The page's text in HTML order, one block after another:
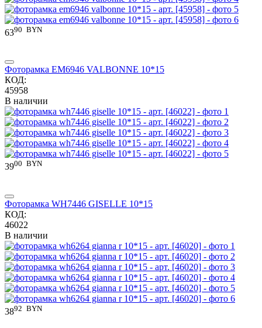
6390 BYN
Фоторамка EM6946 VALBONNE 10*15
КОД:
45958
В наличии
3900 BYN
Фоторамка WH7446 GISELLE 10*15
КОД:
46022
В наличии
3892 BYN